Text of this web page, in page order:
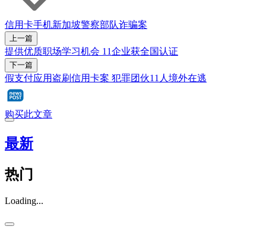
信用卡手机新加坡警察部队诈骗案
上一篇
提供优质职场学习机会 11企业获全国认证
下一篇
假支付应用盗刷信用卡案 犯罪团伙11人境外在逃
购买此文章
最新
热门
Loading...